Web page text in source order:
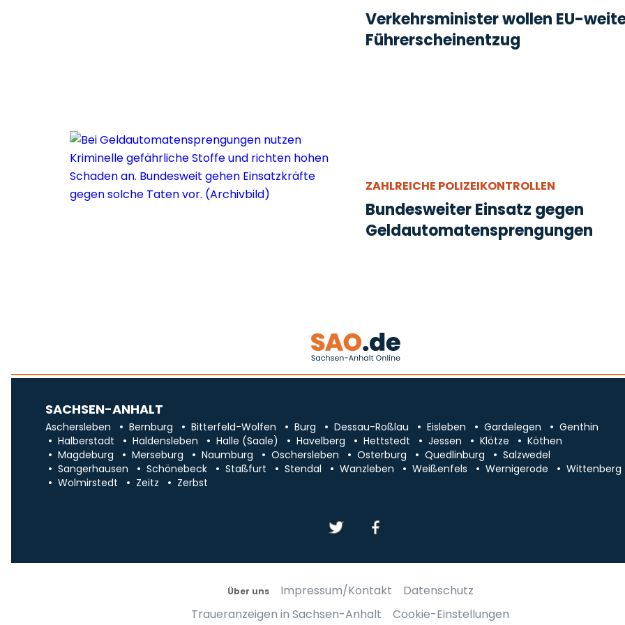
Verkehrsminister wollen EU-
Führerscheinentzug
ZAHLREICHE POLIZEIKONTROLLEN
Bundesweiter Einsatz gegen
Geldautomatensprengungen
SACHSEN-ANHALT
Aschersleben Bernburg Bitterfeld-Wolfen Burg Dessau-Roßlau Eisleben Gardelegen
Genthin
Halberstadt
Haldensleben Halle (Saale) Havelberg Hettstedt Jessen Klötze
Köthen
Magdeburg
Merseburg Naumburg Oschersleben Osterburg Quedlinburg
Salzwedel
Sangerhausen
Schönebeck Staßfurt Stendal Wanzleben Weißenfels Wernigerode
Wittenberg
Wolmirstedt
Zeitz Zerbst
Über uns Impressum/Kontakt
Datenschutz
Traueranzeigen in Sachsen-Anhalt
Cookie-Einstellungen